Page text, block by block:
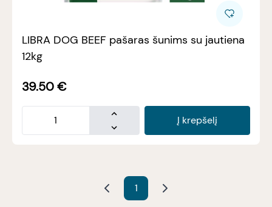
LIBRA DOG BEEF pašaras šunims su jautiena
12kg
39.50€
Į krepšelį
1